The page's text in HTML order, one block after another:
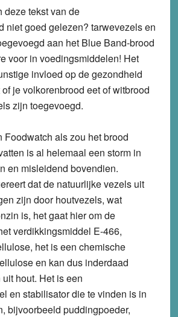
deze tekst van de
niet goed gelezen? tarwevezels en
aan het Blue Band-brood
voor in voedingsmiddelen! Het
invloed op de gezondheid
je volkorenbrood eet of witbrood
zijn toegevoegd.
Foodwatch als zou het brood
is al helemaal een storm in
en misleidend bovendien.
dat de natuurlijke vezels uit
zijn door houtvezels, wat
is, het gaat hier om de
verdikkingsmiddel E-466,
het is een chemische
en kan dus inderdaad
hout. Het is een
en stabilisator die te vinden is in
bijvoorbeeld puddingpoeder,